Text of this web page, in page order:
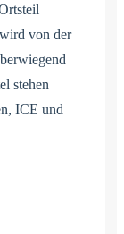
von der
stehen
ICE und